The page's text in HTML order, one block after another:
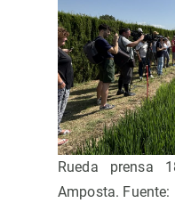
Rueda prensa
Amposta. Fuente: